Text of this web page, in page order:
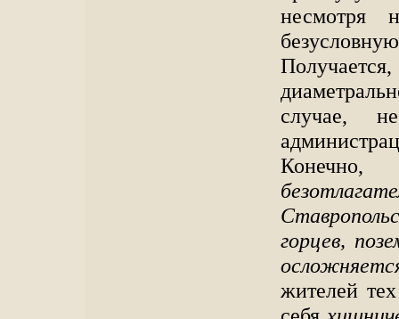
несмотря
случае,
Конечно,
горцев,
жителей